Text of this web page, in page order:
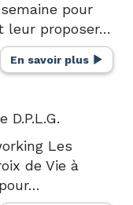
pour
leur proposer…
En savoir plus
D.P.L.G.
Les
de Vie à